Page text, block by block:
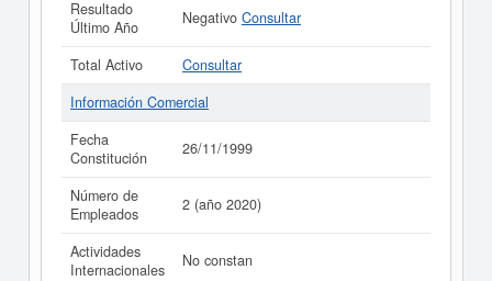
Resultado
Último Año
Negativo Consultar
Total Activo
Consultar
Información Comercial
Fecha
Constitución
26/11/1999
Número de
Empleados
2 (año 2020)
Actividades
Internacionales
No constan